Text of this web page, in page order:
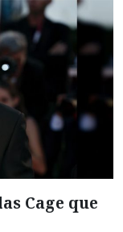
Cage que